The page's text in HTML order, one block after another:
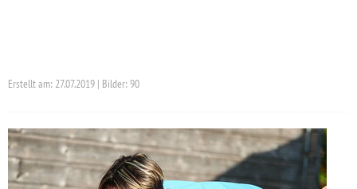
Erstellt am: 27.07.2019 | Bilder: 90